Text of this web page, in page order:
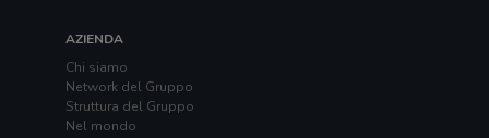
AZIENDA
Chi siamo
Network del Gruppo
Struttura del Gruppo
Nel mondo